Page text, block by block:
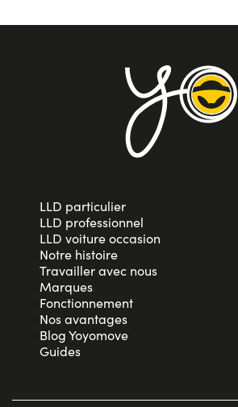
LLD particulier
LLD professionnel
LLD voiture occasion
Notre histoire
Travailler avec nous
Marques
Fonctionnement
Nos avantages
Blog Yoyomove
Guides